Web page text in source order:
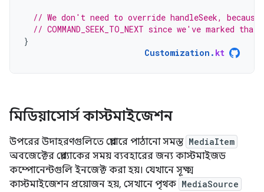
// We don't need to override handleSeek,
// COMMAND_SEEK_TO_NEXT since we've marked
}
Customization . kt
মিডিয়াসোর্স কাস্টমাইজেশন
উপরের উদাহরণগুলিতে প্লেয়ারে পাঠানো সমস্ত MediaItem
অবজেক্টের প্লেব্যাকের সময় ব্যবহারের জন্য কাস্টমাইজড
কম্পোনেন্টগুলি ইনজেক্ট করা হয়। যেখানে সূক্ষ্ম
কাস্টমাইজেশন প্রয়োজন হয়, সেখানে পৃথক MediaSource